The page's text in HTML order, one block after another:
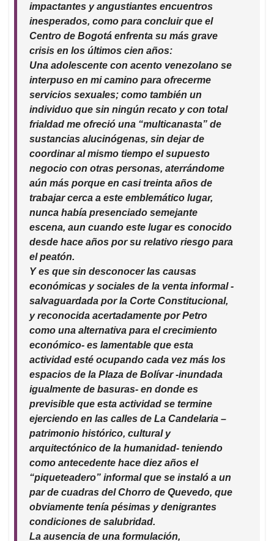
impactantes y angustiantes encuentros
inesperados, como para concluir que el
Centro de Bogotá enfrenta su más grave
crisis en los últimos cien años:
Una adolescente con acento venezolano se
interpuso en mi camino para ofrecerme
servicios sexuales; como también un
individuo que sin ningún recato y con total
frialdad me ofreció una “multicanasta” de
sustancias alucinógenas, sin dejar de
coordinar al mismo tiempo el supuesto
negocio con otras personas, aterrándome
aún más porque en casi treinta años de
trabajar cerca a este emblemático lugar,
nunca había presenciado semejante
escena, aun cuando este lugar es conocido
desde hace años por su relativo riesgo para
el peatón.
Y es que sin desconocer las causas
económicas y sociales de la venta informal -
salvaguardada por la Corte Constitucional,
y reconocida acertadamente por Petro
como una alternativa para el crecimiento
económico- es lamentable que esta
actividad esté ocupando cada vez más los
espacios de la Plaza de Bolívar -inundada
igualmente de basuras- en donde es
previsible que esta actividad se termine
ejerciendo en las calles de La Candelaria –
patrimonio histórico, cultural y
arquitectónico de la humanidad- teniendo
como antecedente hace diez años el
“piqueteadero” informal que se instaló a un
par de cuadras del Chorro de Quevedo, que
obviamente tenía pésimas y denigrantes
condiciones de salubridad.
La ausencia de una formulación,